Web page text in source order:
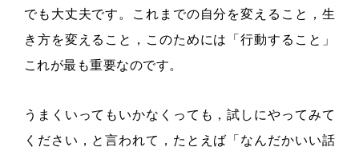
でも大丈夫です。これまでの自分を変えること，生
き方を変えること，このためには「行動すること」
これが最も重要なのです。
うまくいってもいかなくっても，試しにやってみて
ください，と言われて，たとえば「なんだかいい話